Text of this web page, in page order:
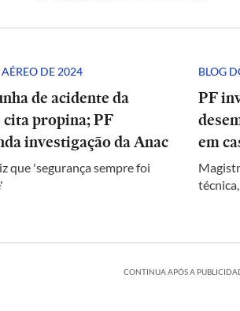
DE 2024
de acidente da
cita propina; PF
investigação da Anac
que 'segurança sempre foi
BLOG
PF
em
CONTINUA APÓS A